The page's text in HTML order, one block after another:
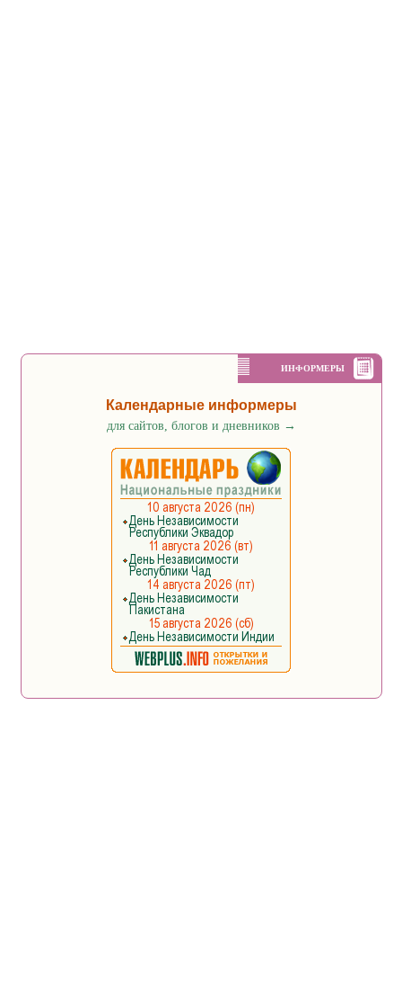
ИНФОРМЕРЫ
Календарные информеры
для сайтов, блогов и дневников →